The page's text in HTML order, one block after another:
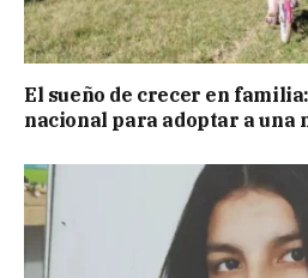
El sueño de crecer en
nacional para adoptar a una